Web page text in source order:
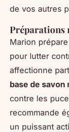
de vos autres
Préparations
Marion
pour lutter
affectionne
base de savon
contre les
recommande
un puissant